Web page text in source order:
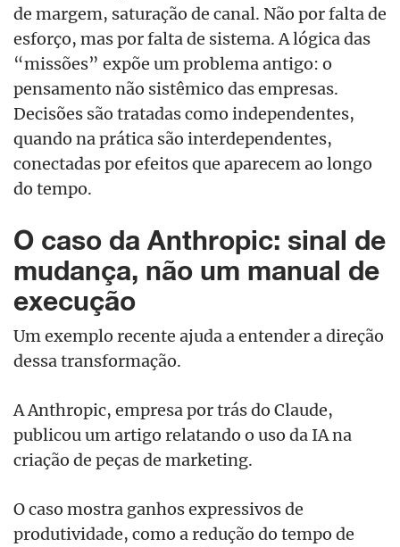
de margem, saturação de canal. Não por falta de
esforço, mas por falta de sistema. A lógica das
“missões” expõe um problema antigo: o
pensamento não sistêmico das empresas.
Decisões são tratadas como independentes,
quando na prática são interdependentes,
conectadas por efeitos que aparecem ao longo
do tempo.
O caso da Anthropic: sinal de
mudança, não um manual de
execução
Um exemplo recente ajuda a entender a direção
dessa transformação.
A Anthropic, empresa por trás do Claude,
publicou um artigo relatando o uso da IA na
criação de peças de marketing.
O caso mostra ganhos expressivos de
produtividade, como a redução do tempo de